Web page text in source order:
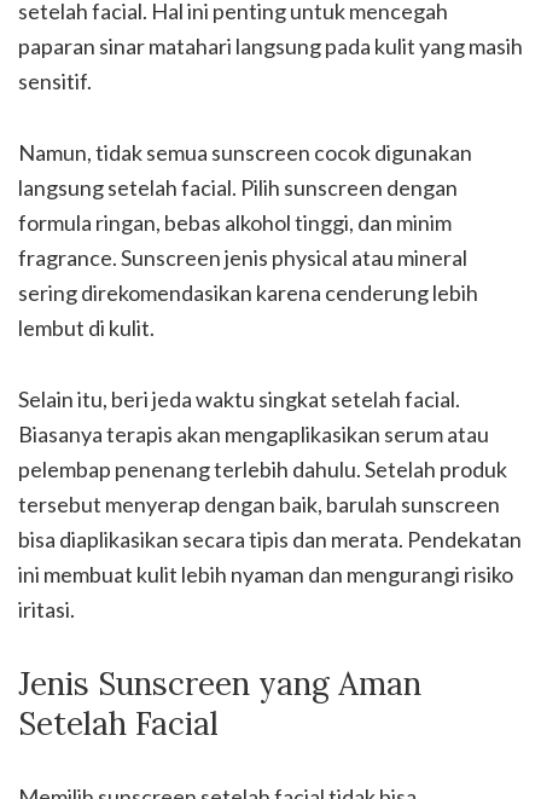
setelah facial. Hal ini penting untuk mencegah
paparan sinar matahari langsung pada kulit yang masih
sensitif.
Namun, tidak semua sunscreen cocok digunakan
langsung setelah facial. Pilih sunscreen dengan
formula ringan, bebas alkohol tinggi, dan minim
fragrance. Sunscreen jenis physical atau mineral
sering direkomendasikan karena cenderung lebih
lembut di kulit.
Selain itu, beri jeda waktu singkat setelah facial.
Biasanya terapis akan mengaplikasikan serum atau
pelembap penenang terlebih dahulu. Setelah produk
tersebut menyerap dengan baik, barulah sunscreen
bisa diaplikasikan secara tipis dan merata. Pendekatan
ini membuat kulit lebih nyaman dan mengurangi risiko
iritasi.
Jenis Sunscreen yang Aman
Setelah Facial